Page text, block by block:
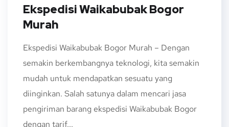
Ekspedisi Waikabubak Bogor
Murah
Ekspedisi Waikabubak Bogor Murah – Dengan
semakin berkembangnya teknologi, kita semakin
mudah untuk mendapatkan sesuatu yang
diinginkan. Salah satunya dalam mencari jasa
pengiriman barang ekspedisi Waikabubak Bogor
dengan tarif...